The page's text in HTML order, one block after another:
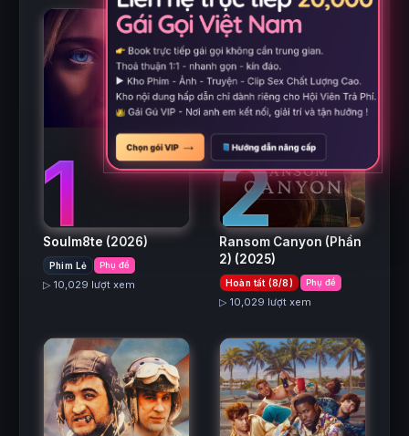
1
Soulm8te (2026)
Phim Lẻ Phụ đề
▷ 10,029 lượt xem
2
Ransom Canyon (Phần
2) (2025)
Hoàn tất (8/8) Phụ đề
▷ 10,029 lượt xem